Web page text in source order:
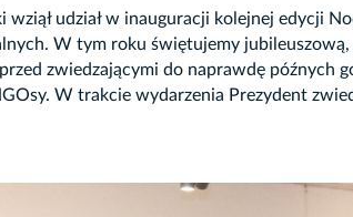
udział w inauguracji kolejnej edycji
W tym roku świętujemy
zwiedzającymi do naprawdę późnych
W trakcie wydarzenia Prezydent